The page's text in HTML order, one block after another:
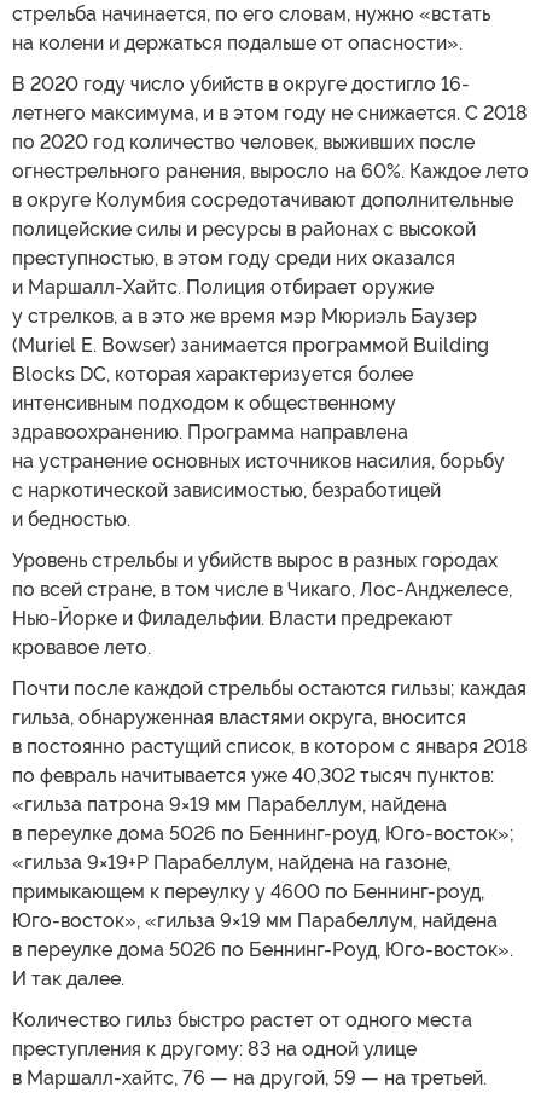
стрельба начинается, по его словам, нужно «встать
на колени и держаться подальше от опасности».
В 2020 году число убийств в округе достигло 16-
летнего максимума, и в этом году не снижается. С 2018
по 2020 год количество человек, выживших после
огнестрельного ранения, выросло на 60%. Каждое лето
в округе Колумбия сосредотачивают дополнительные
полицейские силы и ресурсы в районах с высокой
преступностью, в этом году среди них оказался
и Маршалл-Хайтс. Полиция отбирает оружие
у стрелков, а в это же время мэр Мюриэль Баузер
(Muriel E. Bowser) занимается программой Building
Blocks DC, которая характеризуется более
интенсивным подходом к общественному
здравоохранению. Программа направлена
на устранение основных источников насилия, борьбу
с наркотической зависимостью, безработицей
и бедностью.
Уровень стрельбы и убийств вырос в разных городах
по всей стране, в том числе в Чикаго, Лос-Анджелесе,
Нью-Йорке и Филадельфии. Власти предрекают
кровавое лето.
Почти после каждой стрельбы остаются гильзы; каждая
гильза, обнаруженная властями округа, вносится
в постоянно растущий список, в котором с января 2018
по февраль начитывается уже 40,302 тысяч пунктов:
«гильза патрона 9×19 мм Парабеллум, найдена
в переулке дома 5026 по Беннинг-роуд, Юго-восток»;
«гильза 9×19+P Парабеллум, найдена на газоне,
примыкающем к переулку у 4600 по Беннинг-роуд,
Юго-восток», «гильза 9×19 мм Парабеллум, найдена
в переулке дома 5026 по Беннинг-Роуд, Юго-восток».
И так далее.
Количество гильз быстро растет от одного места
преступления к другому: 83 на одной улице
в Маршалл-хайтс, 76 — на другой, 59 — на третьей.